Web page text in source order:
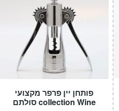
פותחן יין פרפר מקצועי
collection Wine סולתם